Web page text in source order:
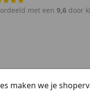
met een 9,6door
maken we je